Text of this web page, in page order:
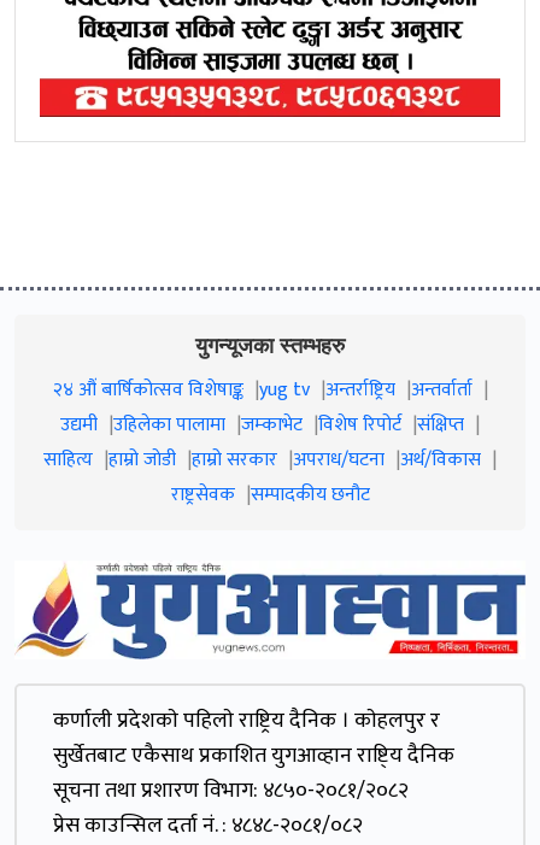
युगन्यूजका स्तम्भहरु
२४ औं बार्षिकोत्सव विशेषाङ्क yug tv अन्तर्राष्ट्रिय अन्तर्वार्ता
उद्यमी उहिलेका पालामा जम्काभेट विशेष रिपोर्ट संक्षिप्त
साहित्य हाम्रो जाेडी हाम्रो सरकार अपराध/घटना अर्थ/विकास
राष्ट्रसेवक सम्पादकीय छनौट
कर्णाली प्रदेशकाे पहिलाे राष्ट्रिय दैनिक । काेहलपुर र
सुर्खेतबाट एकैसाथ प्रकाशित युगआव्हान राष्टि्य दैनिक
सूचना तथा प्रशारण विभाग: ४८५०-२०८१/२०८२
प्रेस काउन्सिल दर्ता नं. : ४८४८-२०८१/०८२